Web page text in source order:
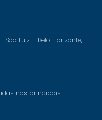
São Luiz – Belo Horizonte,
nas principais